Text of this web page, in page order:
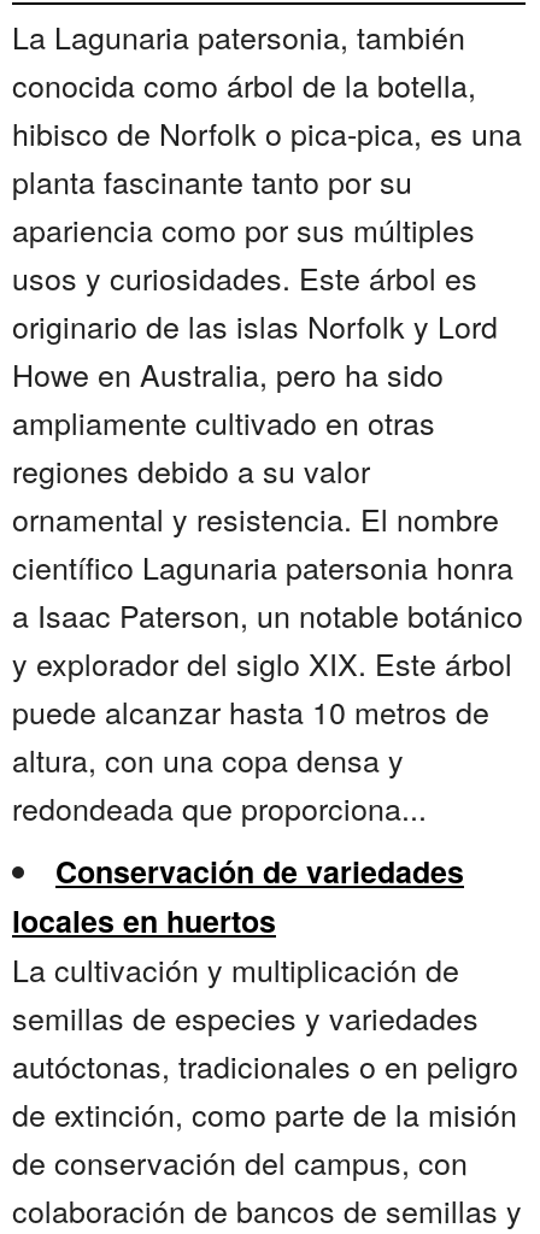
La Lagunaria patersonia, también
conocida como árbol de la botella,
hibisco de Norfolk o pica-pica, es una
planta fascinante tanto por su
apariencia como por sus múltiples
usos y curiosidades. Este árbol es
originario de las islas Norfolk y Lord
Howe en Australia, pero ha sido
ampliamente cultivado en otras
regiones debido a su valor
ornamental y resistencia. El nombre
científico Lagunaria patersonia honra
a Isaac Paterson, un notable botánico
y explorador del siglo XIX. Este árbol
puede alcanzar hasta 10 metros de
altura, con una copa densa y
redondeada que proporciona...
Conservación de variedades
locales en huertos
La cultivación y multiplicación de
semillas de especies y variedades
autóctonas, tradicionales o en peligro
de extinción, como parte de la misión
de conservación del campus, con
colaboración de bancos de semillas y